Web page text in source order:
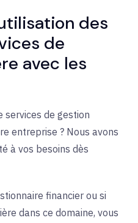
des
de
avec les
services de gestion
entreprise ? Nous avons
à vos besoins dès
financier ou si
dans ce domaine, vous